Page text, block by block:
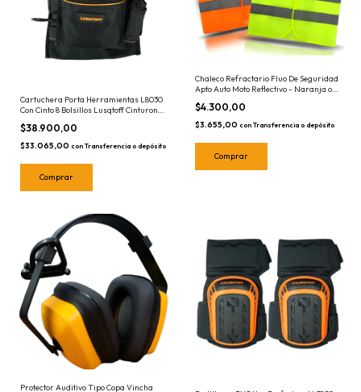
Cartuchera Porta Herramientas L8030
Con Cinto 8 Bolsillos Lusqtoff Cinturon
Portaherramientas
$38.900,00
$33.065,00 con Transferencia o depósito
Chaleco Refractario Fluo De Seguridad
Apto Auto Moto Reflectivo - Naranja o
Amarillo
$4.300,00
$3.655,00 con Transferencia o depósito
Protector Auditivo Tipo Copa Vincha